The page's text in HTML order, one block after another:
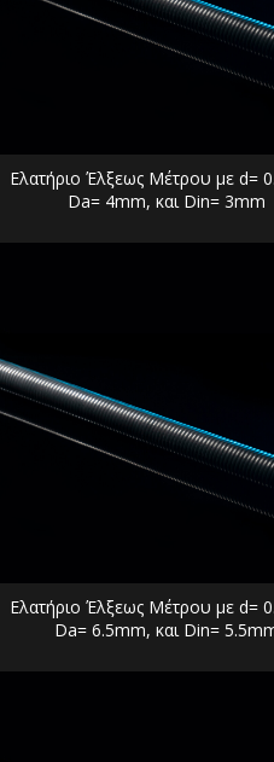
Ελατήριο Έλξεως Μέτρου με d=
Da= 4mm, και Din= 3mm
Ελατήριο Έλξεως Μέτρου με d=
Da= 6.5mm, και Din=